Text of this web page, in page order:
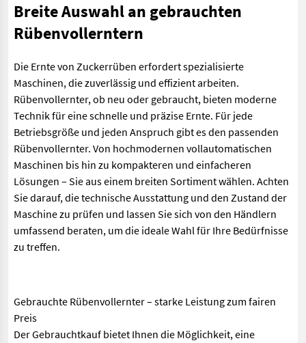
Breite Auswahl an gebrauchten
Rübenvollerntern
Die Ernte von Zuckerrüben erfordert spezialisierte
Maschinen, die zuverlässig und effizient arbeiten.
Rübenvollernter, ob neu oder gebraucht, bieten moderne
Technik für eine schnelle und präzise Ernte. Für jede
Betriebsgröße und jeden Anspruch gibt es den passenden
Rübenvollernter. Von hochmodernen vollautomatischen
Maschinen bis hin zu kompakteren und einfacheren
Lösungen – Sie aus einem breiten Sortiment wählen. Achten
Sie darauf, die technische Ausstattung und den Zustand der
Maschine zu prüfen und lassen Sie sich von den Händlern
umfassend beraten, um die ideale Wahl für Ihre Bedürfnisse
zu treffen.
Gebrauchte Rübenvollernter – starke Leistung zum fairen
Preis
Der Gebrauchtkauf bietet Ihnen die Möglichkeit, eine